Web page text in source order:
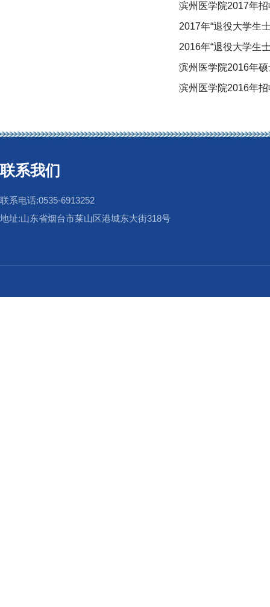
滨州医学院2017年
2017年“退役大学生
2016年“退役大学生
滨州医学院2016年
滨州医学院2016年
联系我们
联系电话:0535-6913252
地址:山东省烟台市莱山区港城东大街318号